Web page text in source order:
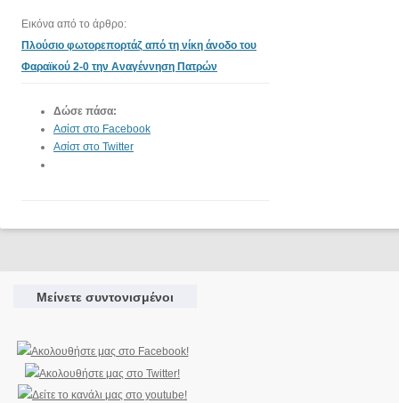
Εικόνα από το άρθρο:
Πλούσιο φωτορεπορτάζ από τη νίκη άνοδο του
Φαραϊκού 2-0 την Αναγέννηση Πατρών
Δώσε πάσα:
Ασίστ στο Facebook
Ασίστ στο Twitter
Μείνετε συντονισμένοι